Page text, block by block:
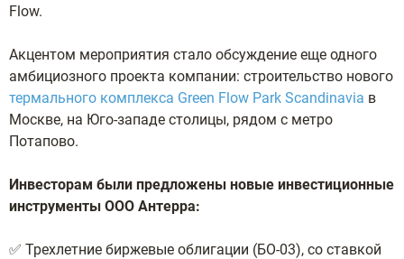
Flow.
Акцентом мероприятия стало обсуждение еще одного
амбициозного проекта компании: строительство нового
термального комплекса Green Flow Park Scandinavia в
Москве, на Юго-западе столицы, рядом с метро
Потапово.
Инвесторам были предложены новые инвестиционные
инструменты ООО Антерра:
✅ Трехлетние биржевые облигации (БО-03), со ставкой